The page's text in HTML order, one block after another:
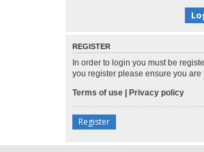
REGISTER
In order to login you must be
you register please ensure you
Terms of use | Privacy policy
Register